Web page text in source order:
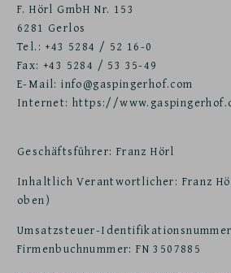
F. Hörl GmbH Nr. 153
6281 Gerlos
Tel.: +43 5284 / 52 16-0
Fax: +43 5284 / 53 35-49
E-Mail: info@gaspingerhof.com
Internet: https://
Geschäftsführer: Franz Hörl
Inhaltlich Verantwortlicher: Franz
oben)
Umsatzsteuer-
Firmenbuchnummer: FN 3507885